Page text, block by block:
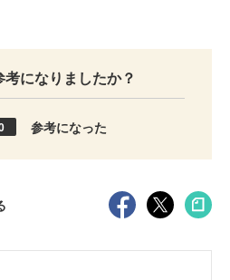
考になりましたか？
参考になった